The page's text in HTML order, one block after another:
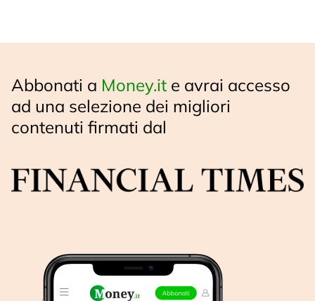
Abbonati a Money.it e avrai accesso
ad una selezione dei migliori
contenuti firmati dal